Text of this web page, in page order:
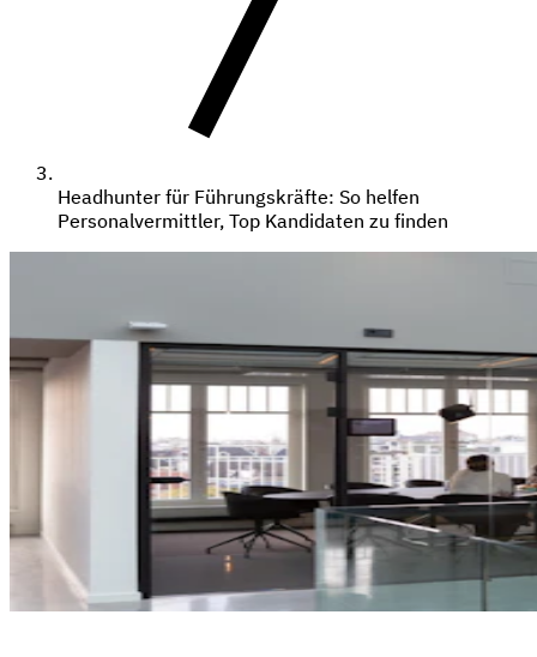
Headhunter für Führungskräfte: So helfen
Personalvermittler, Top Kandidaten zu finden